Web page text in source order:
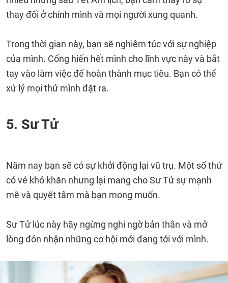
thay đổi ở chính mình và mọi người xung quanh.
Trong thời gian này, bạn sẽ nghiêm túc với sự nghiệp
của mình. Cống hiến hết mình cho lĩnh vực này và bắt
tay vào làm việc để hoàn thành mục tiêu. Bạn có thể
xử lý mọi thứ mình đặt ra.
5. Sư Tử
Năm nay bạn sẽ có sự khởi động lại vũ trụ. Một số thứ
có vẻ khó khăn nhưng lại mang cho Sư Tử sự mạnh
mẽ và quyết tâm mà bạn mong muốn.
Sư Tử lúc này hãy ngừng nghi ngờ bản thân và mở
lòng đón nhận những cơ hội mới đang tới với mình.